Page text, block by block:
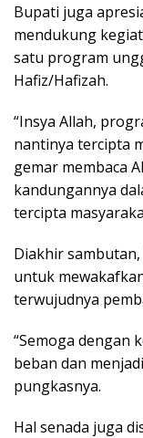
Bupati juga
mendukung
satu program
Hafiz/Hafizah.
“Insya Allah,
nantinya tercipta
gemar membaca
kandungannya
tercipta
Diakhir
untuk
terwujudnya
“Semoga dengan
beban dan
pungkasnya.
Hal senada juga